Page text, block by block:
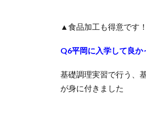
▲食品加工も得意です
Q6平岡に入学して良か
基礎調理実習で行う、
が身に付きました